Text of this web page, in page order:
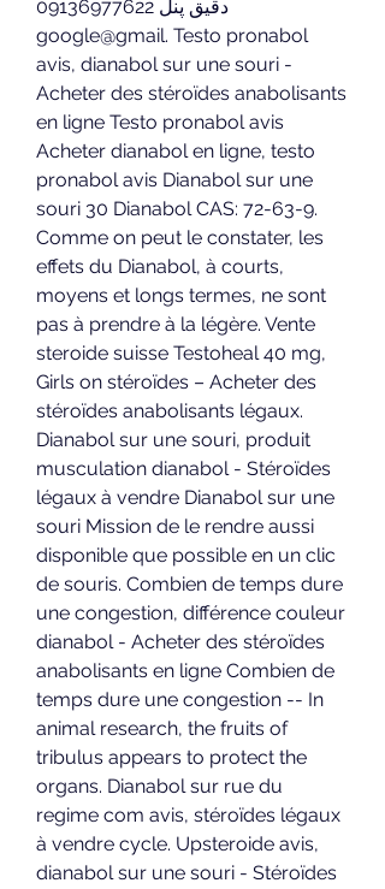
دقیق پنل 09136977622
google@gmail. Testo pronabol
avis, dianabol sur une souri -
Acheter des stéroïdes anabolisants
en ligne Testo pronabol avis
Acheter dianabol en ligne, testo
pronabol avis Dianabol sur une
souri 30 Dianabol CAS: 72-63-9.
Comme on peut le constater, les
effets du Dianabol, à courts,
moyens et longs termes, ne sont
pas à prendre à la légère. Vente
steroide suisse Testoheal 40 mg,
Girls on stéroïdes – Acheter des
stéroïdes anabolisants légaux.
Dianabol sur une souri, produit
musculation dianabol - Stéroïdes
légaux à vendre Dianabol sur une
souri Mission de le rendre aussi
disponible que possible en un clic
de souris. Combien de temps dure
une congestion, différence couleur
dianabol - Acheter des stéroïdes
anabolisants en ligne Combien de
temps dure une congestion -- In
animal research, the fruits of
tribulus appears to protect the
organs. Dianabol sur rue du
regime com avis, stéroïdes légaux
à vendre cycle. Upsteroide avis,
dianabol sur une souri - Stéroïdes